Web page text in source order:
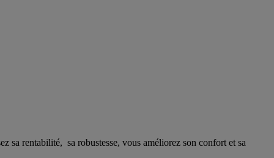
sa rentabilité, sa robustesse, vous améliorez son confort et sa